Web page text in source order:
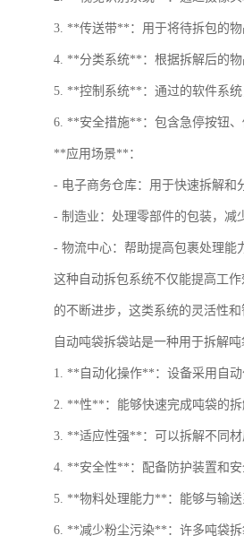
3. **传送带**：用于将待拆包的物
4. **分类系统**：根据拆解后的物
5. **控制系统**：通过的软件系统
6. **安全措施**：包含急停按钮、
**应用场景**：
- 电子商务仓库：用于快速拆解和
- 制造业：处理零部件的包装，减
- 物流中心：帮助提高包裹处理能
这种自动拆包系统不仅能提高工
的不断进步，这类系统的灵活性和
自动吨袋拆袋站是一种用于拆解
1. **自动化操作**：设备采用自动
2. **性**：能够快速完成吨袋的拆
3. **适应性强**：可以拆解不同材
4. **安全性**：配备防护装置和安
5. **物料处理能力**：能够与输送
6. **减少粉尘污染**：许多吨袋拆